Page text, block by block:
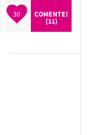
30
COMENTE!
(11)